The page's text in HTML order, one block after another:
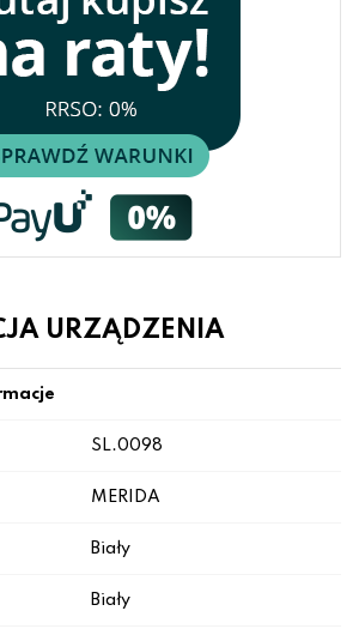
URZĄDZENIA
SL.0098
MERIDA
Biały
Biały